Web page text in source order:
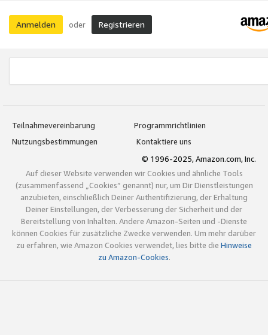
Anmelden oder Registrieren
Teilnahmevereinbarung
Programmrichtlinien
Nutzungsbestimmungen
Kontaktiere uns
© 1996-2025, Amazon.com, Inc.
Auf dieser Website verwenden wir Cookies und ähnliche Tools
(zusammenfassend „Cookies“ genannt) nur, um Dir Dienstleistungen
anzubieten, einschließlich Deiner Authentifizierung, der Erhaltung
Deiner Einstellungen, der Verbesserung der Sicherheit und der
Bereitstellung von Inhalten. Andere Amazon-Seiten und -Dienste
können Cookies für zusätzliche Zwecke verwenden. Um mehr darüber
zu erfahren, wie Amazon Cookies verwendet, lies bitte die Hinweise
zu Amazon-Cookies.